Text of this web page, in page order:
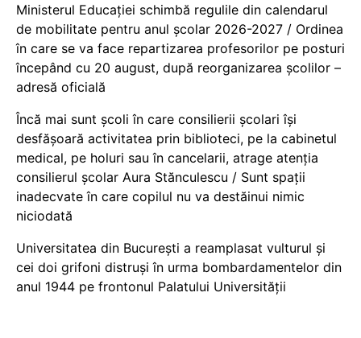
Ministerul Educației schimbă regulile din calendarul
de mobilitate pentru anul școlar 2026-2027 / Ordinea
în care se va face repartizarea profesorilor pe posturi
începând cu 20 august, după reorganizarea școlilor –
adresă oficială
Încă mai sunt școli în care consilierii școlari își
desfășoară activitatea prin biblioteci, pe la cabinetul
medical, pe holuri sau în cancelarii, atrage atenția
consilierul școlar Aura Stănculescu / Sunt spații
inadecvate în care copilul nu va destăinui nimic
niciodată
Universitatea din București a reamplasat vulturul și
cei doi grifoni distruși în urma bombardamentelor din
anul 1944 pe frontonul Palatului Universității